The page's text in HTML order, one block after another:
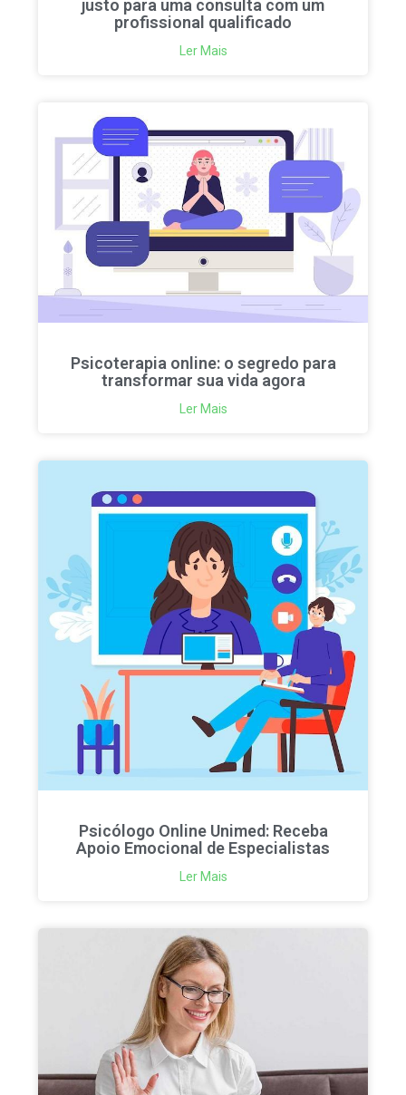
justo para uma consulta com um
profissional qualificado
Ler Mais
Psicoterapia online: o segredo para
transformar sua vida agora
Ler Mais
Psicólogo Online Unimed: Receba
Apoio Emocional de Especialistas
Ler Mais